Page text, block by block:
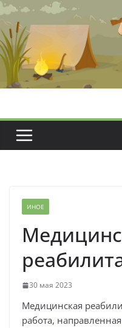
Перейти
содержимому
ИНОЕ
30 мая 2023
Медицинская
работа,